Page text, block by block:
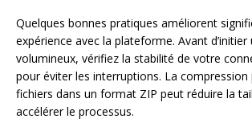
Quelques bonnes pratiques améliorent
expérience avec la plateforme. Avant
volumineux, vérifiez la stabilité de votre
pour éviter les interruptions. La compression
fichiers dans un format ZIP peut réduire la
accélérer le processus.